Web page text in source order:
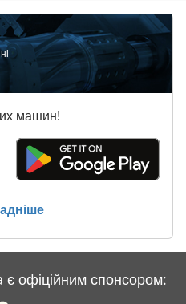
машин!
офіційним спонсором: